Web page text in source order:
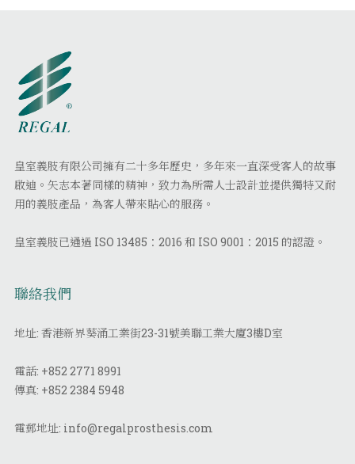
皇室義肢有限公司擁有二十多年歷史，多年來一直深受客人的故事
啟迪。矢志本著同樣的精神，致力為所需人士設計並提供獨特又耐
用的義肢產品，為客人帶來貼心的服務。
皇室義肢已通過 ISO 13485：2016 和 ISO 9001：2015 的認證。
聯絡我們
地址: 香港新界葵涌工業街23-31號美聯工業大廈3樓D室
電話: +852 2771 8991
傳真: +852 2384 5948
電郵地址: info@regalprosthesis.com